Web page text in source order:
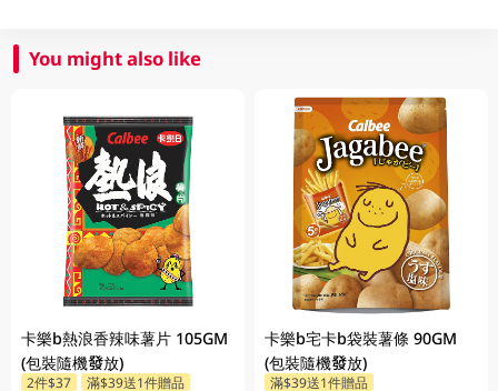
You might also like
卡樂b熱浪香辣味薯片 105GM
(包裝隨機發放)
2件$37 滿$39送1件贈品
卡樂b宅卡b袋裝薯條 90GM
(包裝隨機發放)
滿$39送1件贈品